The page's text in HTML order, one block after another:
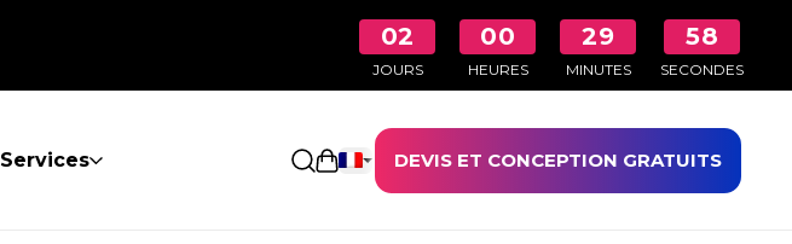
02
JOURS
00
HEURES
29
MINUTES
57
SECONDES
Services Ouvrir le panierDEVIS ET CONCEPTION GRATUITS